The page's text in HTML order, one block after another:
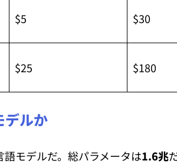
$5 $30
$25 $180
デルか
モデルだ。総パラメータは1.6兆